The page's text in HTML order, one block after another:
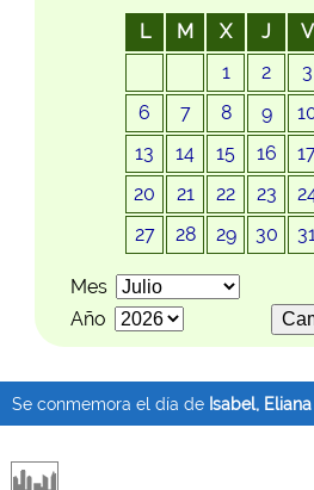
L
M X J V
1
2 3
6
7 8 9
13
14 15 16
20
21 22 23
27
28 29 30
Mes
Año
Se conmemora el día de Isabel,